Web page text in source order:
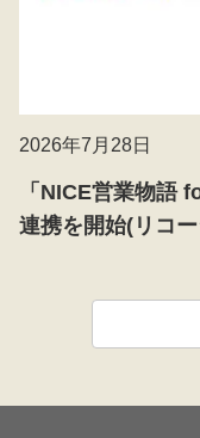
「NICE営業物語
連携を開始(リコ
2026年7月28日